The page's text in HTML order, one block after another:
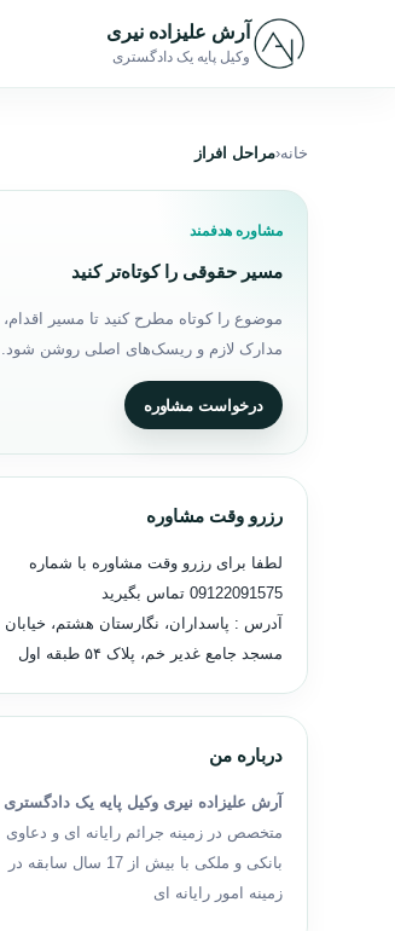
پرش به محتوا
آرش علیزاده نیری
وکیل پایه یک دادگستری
خانه مراحل افراز
مشاوره هدفمند
مسیر حقوقی را کوتاه‌تر کنید
موضوع را کوتاه مطرح کنید تا مسیر اقدام،
مدارک لازم و ریسک‌های اصلی روشن شود.
درخواست مشاوره
رزرو وقت مشاوره
لطفا برای رزرو وقت مشاوره با شماره
09122091575 تماس بگیرید
آدرس : پاسداران، نگارستان هشتم، خیابان
مسجد جامع غدیر خم، پلاک ۵۴ طبقه اول
درباره من
آرش علیزاده نیری وکیل پایه یک دادگستری
متخصص در زمینه جرائم رایانه ای و دعاوی
بانکی و ملکی با بیش از 17 سال سابقه در
زمینه امور رایانه ای